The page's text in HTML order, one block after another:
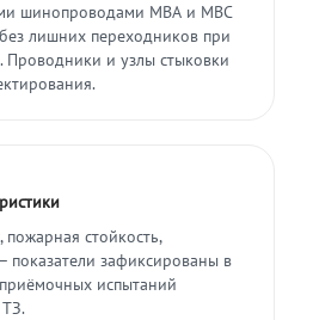
шинопроводами МВА и МВС
лишних переходников при
Проводники и узлы стыковки
стойкость,
показатели зафиксированы в
испытаний